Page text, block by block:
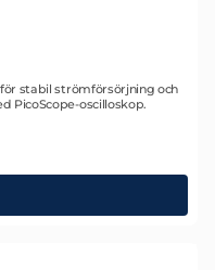
för stabil strömförsörjning och
PicoScope-oscilloskop.
Kabel